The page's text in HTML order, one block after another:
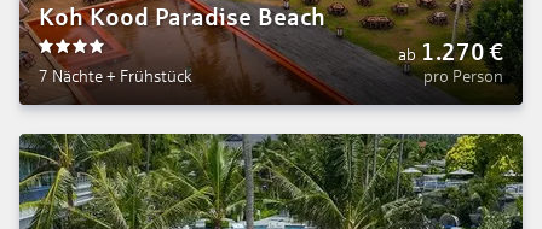
Koh Kood Paradise Beach
4
7 Nächte + Frühstück
ab 1.270€
pro Person